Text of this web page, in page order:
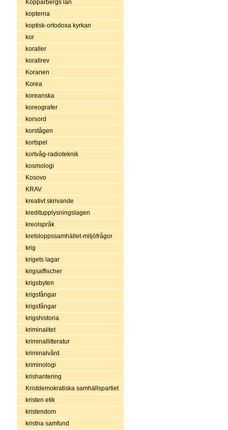
Kopparbergs län
kopterna
koptisk-ortodoxa kyrkan
kor
koraller
korallrev
Koranen
Korea
koreanska
koreografer
korsord
korstågen
kortspel
kortvåg-radioteknik
kosmologi
Kosovo
KRAV
kreativt skrivande
kreditupplysningslagen
kreolspråk
kretsloppssamhället-miljöfrågor
krig
krigets lagar
krigsaffischer
krigsbyten
krigsfångar
krigsfångar
krigshistoria
kriminalitet
kriminallitteratur
kriminalvård
kriminologi
krishantering
Kristdemokratiska samhällspartiet
kristen etik
kristendom
kristna samfund